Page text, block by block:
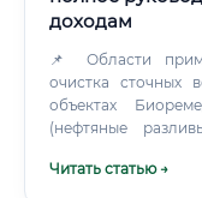
образование (ДПО) Участвовать в
стажировочных программах
(проекты, публикации,
позицию ассистента или
(например, в
наличие
достаточно
доходам
📌 Области применения
очистка сточных
объектах Биоремедиация загрязнённых территорий
(нефтяные разливы,
компостирования Производство биопрепаратов для
Читать статью →